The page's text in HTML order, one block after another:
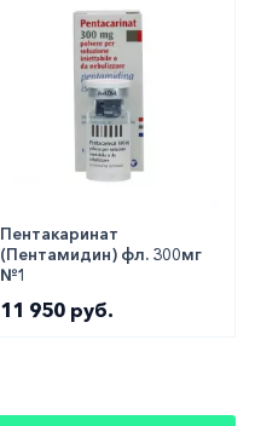
Пентакаринат
(Пентамидин) фл. 300мг
№1
11 950 руб.